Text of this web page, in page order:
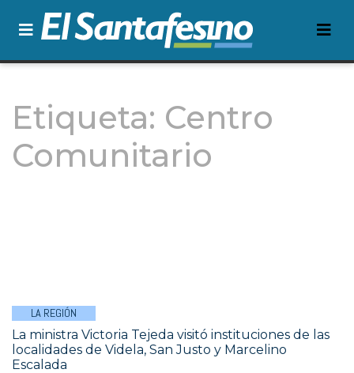
Etiqueta: Centro
Comunitario
LA REGIÓN
La ministra Victoria Tejeda visitó instituciones de las
localidades de Videla, San Justo y Marcelino
Escalada